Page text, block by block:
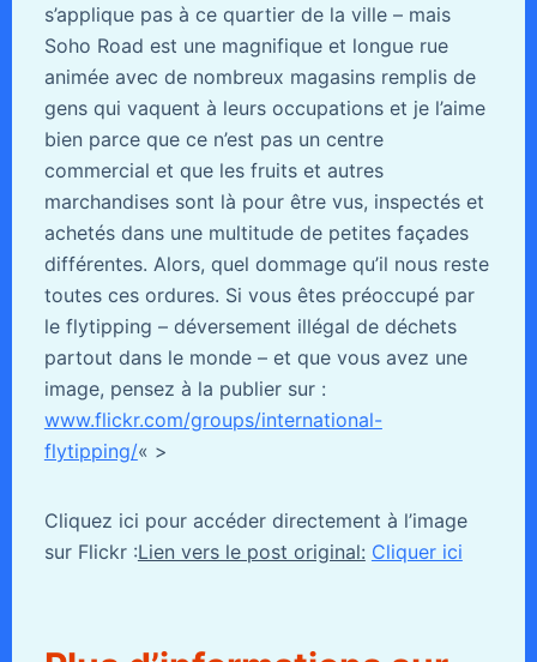
s’applique pas à ce quartier de la ville – mais
Soho Road est une magnifique et longue rue
animée avec de nombreux magasins remplis de
gens qui vaquent à leurs occupations et je l’aime
bien parce que ce n’est pas un centre
commercial et que les fruits et autres
marchandises sont là pour être vus, inspectés et
achetés dans une multitude de petites façades
différentes. Alors, quel dommage qu’il nous reste
toutes ces ordures. Si vous êtes préoccupé par
le flytipping – déversement illégal de déchets
partout dans le monde – et que vous avez une
image, pensez à la publier sur :
www.flickr.com/groups/international-
flytipping/« >
Cliquez ici pour accéder directement à l’image
sur Flickr :Lien vers le post original: Cliquer ici